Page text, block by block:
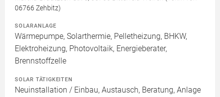
06766 Zehbitz)
SOLARANLAGE
Wärmepumpe, Solarthermie, Pelletheizung, BHKW,
Elektroheizung, Photovoltaik, Energieberater,
Brennstoffzelle
SOLAR TÄTIGKEITEN
Neuinstallation / Einbau, Austausch, Beratung, Anlage